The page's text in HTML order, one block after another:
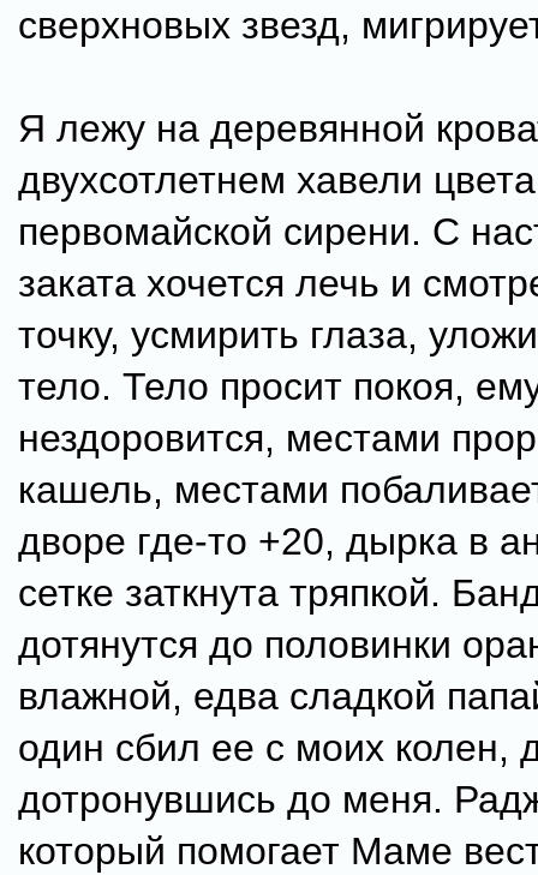
сверхновых звезд,
Я лежу на деревянной
двухсотлетнем хавели цвета
первомайской сирени. С
заката хочется лечь и
точку, усмирить глаза,
тело. Тело просит покоя,
нездоровится, местами
кашель, местами
дворе где-то +20, дырка в
сетке заткнута тряпкой.
дотянутся до половинки
влажной, едва сладкой
один сбил ее с моих колен,
дотронувшись до меня.
который помогает Маме